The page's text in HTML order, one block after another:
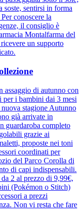
soste, sentirsi in forma
conoscere la
il consiglio è
Montalfarma del
un supporto
di autunno con
per i bambini dai 3 mesi
stagione Autunno
già arrivate in
guardaroba completo
grazie ai
proposte nei toni
coordinati per
del Parco Corolla di
di capi indispensabili.
2 al prezzo di 9,99€,
(Pokémon o Stitch)
a prezzi
Non vi resta che fare